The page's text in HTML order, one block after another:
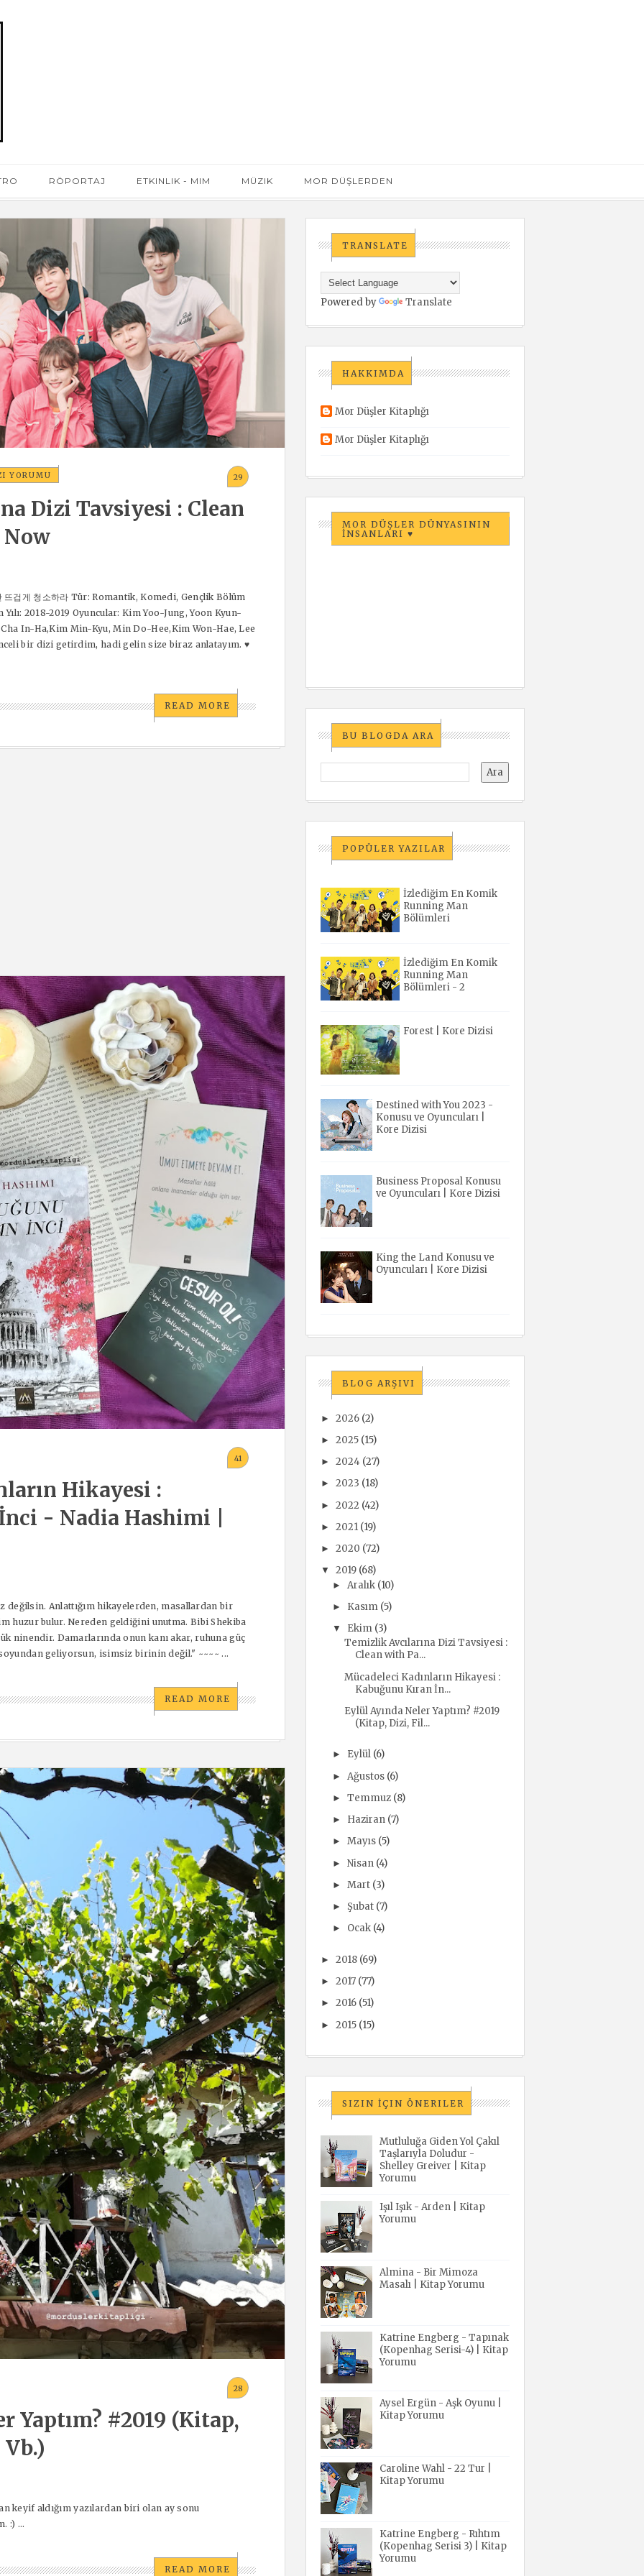
RÖPORTAJ ETKINLIK - MIM MÜZIK MOR DÜŞLERDEN
YORUMU 29
Dizi Tavsiyesi : Clean
겁게 청소하라 Tür: Romantik, Komedi, Gençlik Bölüm
Yılı: 2018-2019 Oyuncular: Kim Yoo-Jung, Yoon Kyun-
Cha In-Ha,Kim Min-Kyu, Min Do-Hee,Kim Won-Hae, Lee
bir dizi getirdim, hadi gelin size biraz anlatayım. ♥
READ MORE
41
Hikayesi :
- Nadia Hashimi |
değilsin. Anlattığım hikayelerden, masallardan bir
huzur bulur. Nereden geldiğini unutma. Bibi Shekiba
ninendir. Damarlarında onun kanı akar, ruhuna güç
geliyorsun, isimsiz birinin değil." ~~~~ ...
READ MORE
28
Yaptım? #2019 (Kitap,
keyif aldığım yazılardan biri olan ay sonu
:) ...
READ MORE
TRANSLATE
Powered by Translate
HAKKIMDA
Mor Düşler Kitaplığı
Mor Düşler Kitaplığı
MOR DÜŞLER DÜNYASININ
İNSANLARI ♥
BU BLOGDA ARA
POPÜLER YAZILAR
İzlediğim En Komik
Running Man
Bölümleri
İzlediğim En Komik
Running Man
Bölümleri - 2
Forest | Kore Dizisi
Destined with You 2023 -
Konusu ve Oyuncuları |
Kore Dizisi
Business Proposal Konusu
ve Oyuncuları | Kore Dizisi
King the Land Konusu ve
Oyuncuları | Kore Dizisi
BLOG ARŞIVI
►2026 (2)
►2025 (15)
►2024 (27)
►2023 (18)
►2022 (42)
►2021 (19)
►2020 (72)
▼2019 (68)
► Aralık (10)
► Kasım (5)
▼ Ekim (3)
Temizlik Avcılarına Dizi Tavsiyesi :
Clean with Pa...
Mücadeleci Kadınların Hikayesi :
Kabuğunu Kıran İn...
Eylül Ayında Neler Yaptım? #2019
(Kitap, Dizi, Fil...
► Eylül (6)
► Ağustos (6)
► Temmuz (8)
► Haziran (7)
► Mayıs (5)
► Nisan (4)
► Mart (3)
► Şubat (7)
► Ocak (4)
►2018 (69)
►2017 (77)
►2016 (51)
►2015 (15)
SIZIN İÇIN ÖNERILER
Mutluluğa Giden Yol Çakıl
Taşlarıyla Doludur -
Shelley Greiver | Kitap
Yorumu
Işıl Işık - Arden | Kitap
Yorumu
Almina - Bir Mimoza
Masalı | Kitap Yorumu
Katrine Engberg - Tapınak
(Kopenhag Serisi-4) | Kitap
Yorumu
Aysel Ergün - Aşk Oyunu |
Kitap Yorumu
Caroline Wahl - 22 Tur |
Kitap Yorumu
Katrine Engberg - Rıhtım
(Kopenhag Serisi 3) | Kitap
Yorumu